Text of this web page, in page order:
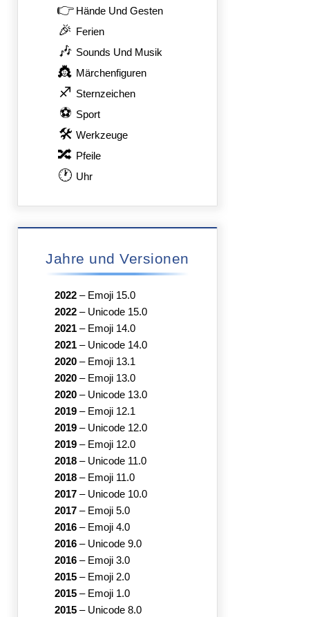
👉 Hände Und Gesten
🎉 Ferien
🎶 Sounds Und Musik
👸 Märchenfiguren
♐ Sternzeichen
⚽ Sport
🛠 Werkzeuge
🔀 Pfeile
🕐 Uhr
Jahre und Versionen
2022 – Emoji 15.0
2022 – Unicode 15.0
2021 – Emoji 14.0
2021 – Unicode 14.0
2020 – Emoji 13.1
2020 – Emoji 13.0
2020 – Unicode 13.0
2019 – Emoji 12.1
2019 – Unicode 12.0
2019 – Emoji 12.0
2018 – Unicode 11.0
2018 – Emoji 11.0
2017 – Unicode 10.0
2017 – Emoji 5.0
2016 – Emoji 4.0
2016 – Unicode 9.0
2016 – Emoji 3.0
2015 – Emoji 2.0
2015 – Emoji 1.0
2015 – Unicode 8.0